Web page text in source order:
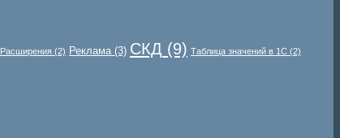
Расширения (2) Реклама (3) СКД (9) Таблица значений в 1С (2)